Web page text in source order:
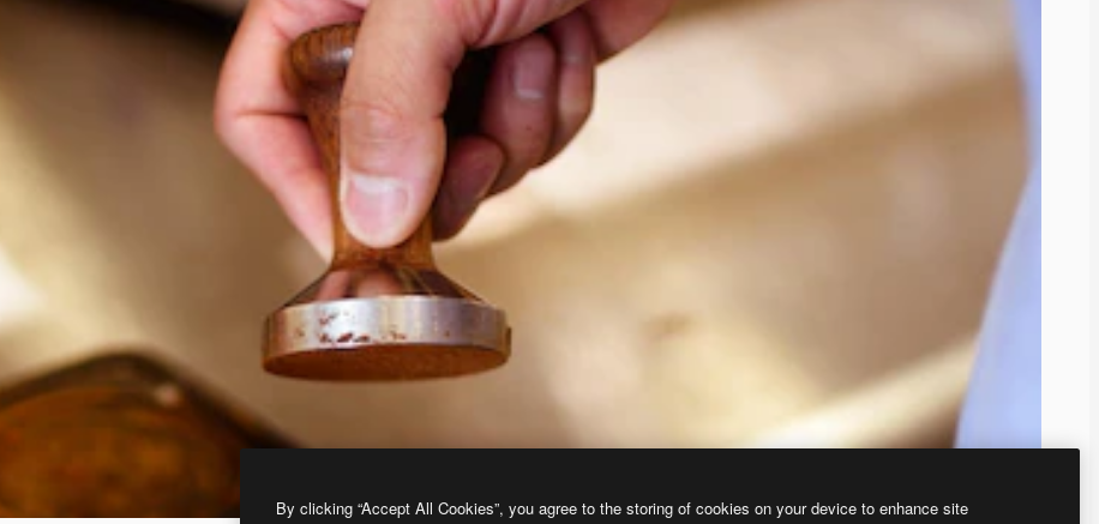
By clicking “Accept All Cookies”, you agree to the storing of cookies on your device to enhance site